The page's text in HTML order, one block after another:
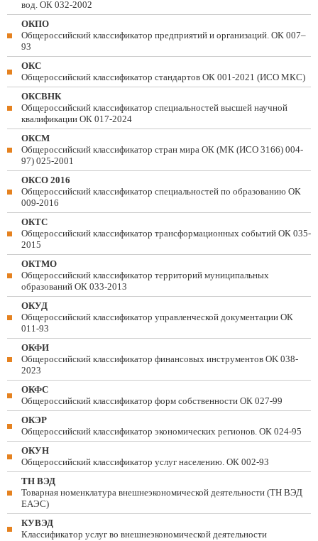
вод. ОК 032-2002
ОКПО
Общероссийский классификатор предприятий и организаций. ОК 007–
93
ОКС
Общероссийский классификатор стандартов ОК 001-2021 (ИСО МКС)
ОКСВНК
Общероссийский классификатор специальностей высшей научной
квалификации ОК 017-2024
ОКСМ
Общероссийский классификатор стран мира ОК (МК (ИСО 3166) 004-
97) 025-2001
ОКСО 2016
Общероссийский классификатор специальностей по образованию ОК
009-2016
ОКТС
Общероссийский классификатор трансформационных событий ОК 035-
2015
ОКТМО
Общероссийский классификатор территорий муниципальных
образований ОК 033-2013
ОКУД
Общероссийский классификатор управленческой документации ОК
011-93
ОКФИ
Общероссийский классификатор финансовых инструментов OK 038-
2023
ОКФС
Общероссийский классификатор форм собственности ОК 027-99
ОКЭР
Общероссийский классификатор экономических регионов. ОК 024-95
ОКУН
Общероссийский классификатор услуг населению. ОК 002-93
ТН ВЭД
Товарная номенклатура внешнеэкономической деятельности (ТН ВЭД
ЕАЭС)
КУВЭД
Классификатор услуг во внешнеэкономической деятельности